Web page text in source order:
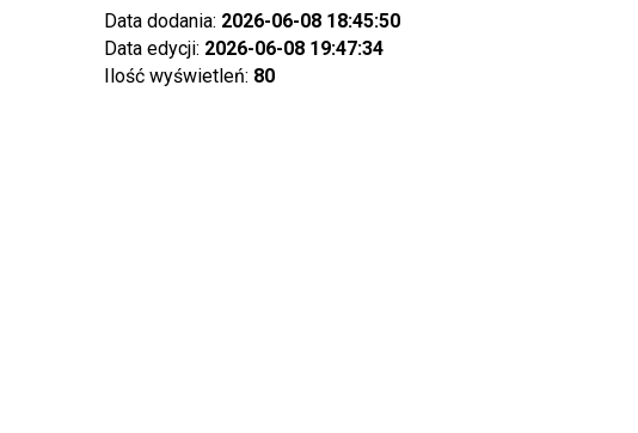
Data dodania: 2026-06-08 18:45:50
Data edycji: 2026-06-08 19:47:34
Ilość wyświetleń: 80